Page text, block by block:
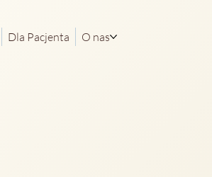
Dla Pacjenta O nas